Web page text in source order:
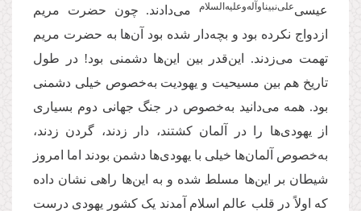
عیسی‌علی‌نبیناوآله‌وعلیه‌السلام
می‌دادند. چون حضرت مریم
ازدواج نکرده بود و بچه‌دار شده بود آن‌ها به حضرت مریم
تهمت می‌زدند. این‌قدر بین این‌ها دشمنی بود! در طول
تاریخ هم بین مسیحیت و یهودیت به‌خصوص خیلی دشمنی
بود. همه می‌دانید به‌خصوص در جنگ جهانی دوم بسیاری
از یهودی‌ها را در آلمان کشتند، دار زدند، گردن زدند،
به‌خصوص آلمان‌ها خیلی با یهودی‌ها دشمن بودند اما امروز
شیطان بر این‌ها مسلط شده و به این‌ها راهی نشان داده
که اولاً در قلب عالم اسلام آمدند یک کشور یهودی درست